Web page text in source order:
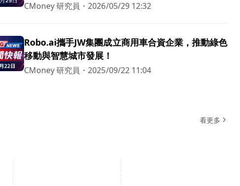
CMoney 研究員 ・2026/05/29 12:32
Robo.ai攜手JW集團成立商用車合資企業，推動綠色
移動與智慧城市發展！
CMoney 研究員 ・2025/09/22 11:04
看更多